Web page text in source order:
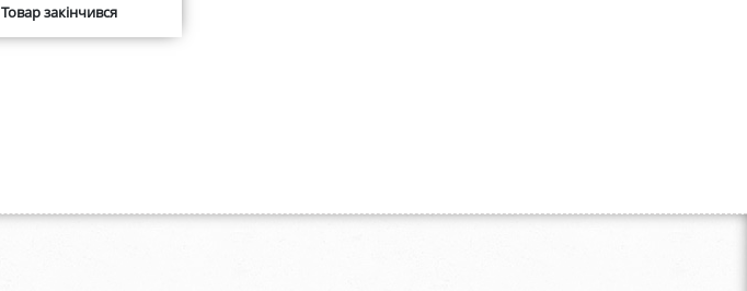
Товар закінчився